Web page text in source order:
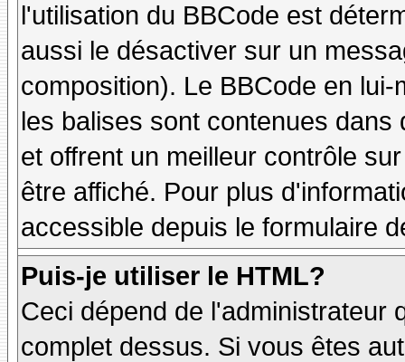
l'utilisation du BBCode est
aussi le désactiver sur un
composition). Le BBCode en
les balises sont contenues
et offrent un meilleur contrôle
être affiché. Pour plus
accessible depuis le formulaire
Puis-je utiliser le HTML?
Ceci dépend de l'administrateur
complet dessus. Si vous êtes